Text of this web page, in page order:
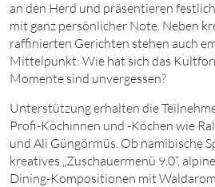
an den Herd und präsentieren
mit ganz persönlicher Note. Neben
raffinierten Gerichten stehen auch
Mittelpunkt: Wie hat sich das
Momente sind unvergessen?
Unterstützung erhalten die
Profi-Köchinnen und -Köchen wie
und Ali Güngörmüs. Ob namibische
kreatives „Zuschauermenü 9.0“,
Dining-Kompositionen mit